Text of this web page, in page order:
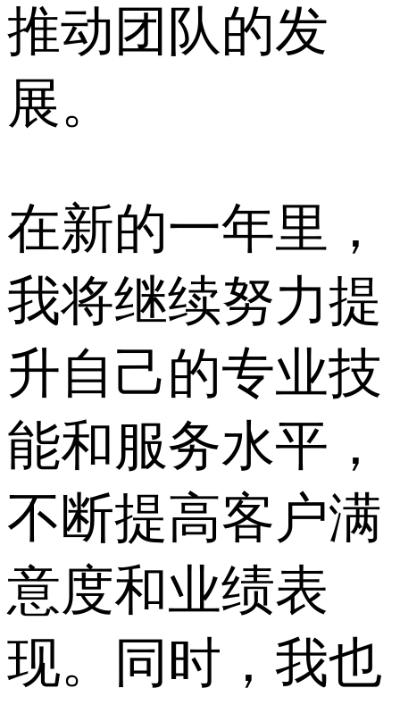
推动团队的发
展。
在新的一年里，
我将继续努力提
升自己的专业技
能和服务水平，
不断提高客户满
意度和业绩表
现。同时，我也